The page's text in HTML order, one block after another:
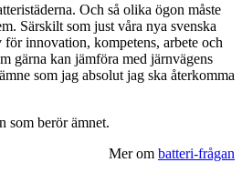
Och så olika ögon måste
Särskilt som just våra nya svenska
innovation, kompetens, arbete och
gärna kan jämföra med järnvägens
som jag absolut jag ska återkomma
som berör ämnet.
Mer om batteri-frågan